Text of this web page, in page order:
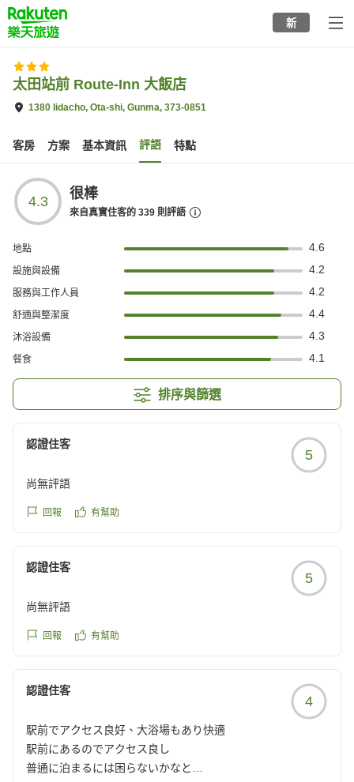
to
top
page
新
太田站前 Route-Inn 大飯店
1380 Iidacho, Ota-shi, Gunma, 373-0851
客房 方案 基本資訊 評語 特點
4.3 很棒
來自真實住客的 339 則評語
地點 4.6
設施與設備 4.2
服務與工作人員 4.2
舒適與整潔度 4.4
沐浴設備 4.3
餐食 4.1
排序與篩選
認證住客
5
尚無評語
回報 有幫助
認證住客
5
尚無評語
回報 有幫助
認證住客
4
駅前でアクセス良好、大浴場もあり快適
駅前にあるのでアクセス良し
普通に泊まるには困らないかなと